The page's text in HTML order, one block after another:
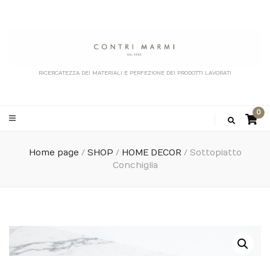
RICERCATEZZA DEI MATERIALI E PERFEZIONE DEI PRODOTTI LAVORATI
0
Home page / SHOP / HOME DECOR / Sottopiatto
Conchiglia